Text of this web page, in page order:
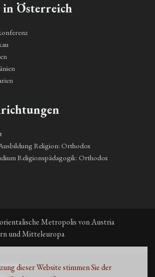
dieser Website stimmen Sie der
Österreich
Religion: Orthodox
Religionspädagogik: Orthodox
Metropolis von Austria
und Mitteleuropa
Wien